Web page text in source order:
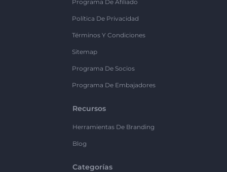
Programa De Afiliado
Política De Privacidad
Términos Y Condiciones
Sitemap
Programa De Socios
Programa De Embajadores
Recursos
Herramientas De Branding
Blog
Categorías